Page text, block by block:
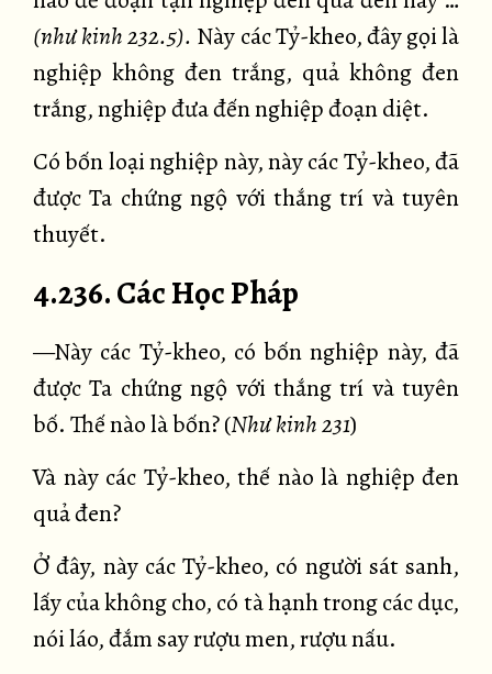
(như kinh 232.5). Này các Tỷ-kheo, đây gọi là
nghiệp không đen trắng, quả không đen
trắng, nghiệp đưa đến nghiệp đoạn diệt.
Có bốn loại nghiệp này, này các Tỷ-kheo, đã
được Ta chứng ngộ với thắng trí và tuyên
thuyết.
4.236. Các Học Pháp
—Này các Tỷ-kheo, có bốn nghiệp này, đã
được Ta chứng ngộ với thắng trí và tuyên
bố. Thế nào là bốn? (Như kinh 231)
Và này các Tỷ-kheo, thế nào là nghiệp đen
quả đen?
Ở đây, này các Tỷ-kheo, có người sát sanh,
lấy của không cho, có tà hạnh trong các dục,
nói láo, đắm say rượu men, rượu nấu.